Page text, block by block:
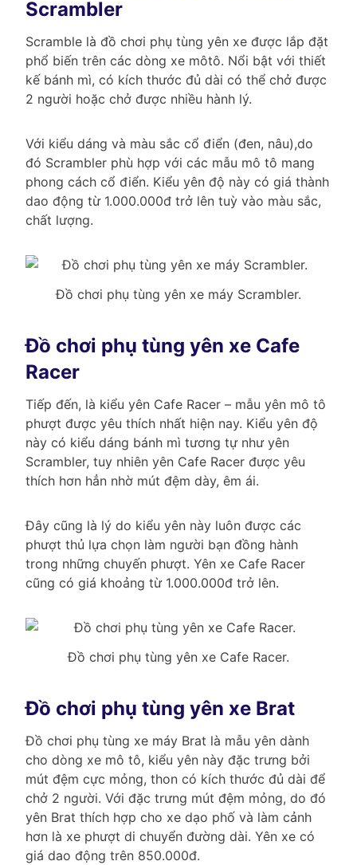
Scrambler
Scramble là đồ chơi phụ tùng yên xe được lắp đặt
phổ biến trên các dòng xe môtô. Nổi bật với thiết
kế bánh mì, có kích thước đủ dài có thể chở được
2 người hoặc chở được nhiều hành lý.
Với kiểu dáng và màu sắc cổ điển (đen, nâu),do
đó Scrambler phù hợp với các mẫu mô tô mang
phong cách cổ điển. Kiểu yên độ này có giá thành
dao động từ 1.000.000đ trở lên tuỳ vào màu sắc,
chất lượng.
Đồ chơi phụ tùng yên xe máy Scrambler.
Đồ chơi phụ tùng yên xe Cafe
Racer
Tiếp đến, là kiểu yên Cafe Racer – mẫu yên mô tô
phượt được yêu thích nhất hiện nay. Kiểu yên độ
này có kiểu dáng bánh mì tương tự như yên
Scrambler, tuy nhiên yên Cafe Racer được yêu
thích hơn hẳn nhờ mút đệm dày, êm ái.
Đây cũng là lý do kiểu yên này luôn được các
phượt thủ lựa chọn làm người bạn đồng hành
trong những chuyến phượt. Yên xe Cafe Racer
cũng có giá khoảng từ 1.000.000đ trở lên.
Đồ chơi phụ tùng yên xe Cafe Racer.
Đồ chơi phụ tùng yên xe Brat
Đồ chơi phụ tùng xe máy Brat là mẫu yên dành
cho dòng xe mô tô, kiểu yên này đặc trưng bởi
mút đệm cực mỏng, thon có kích thước đủ dài để
chở 2 người. Với đặc trưng mút đệm mỏng, do đó
yên Brat thích hợp cho xe dạo phố và làm cảnh
hơn là xe phượt di chuyển đường dài. Yên xe có
giá dao động trên 850.000đ.